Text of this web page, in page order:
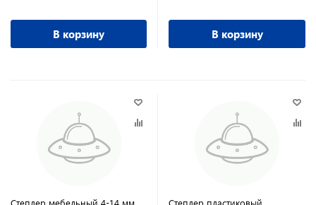
В корзину В корзину
Степлер мебельный 4-14 мм
Степлер пластиковый